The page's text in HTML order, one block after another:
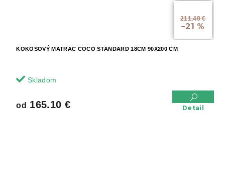
211.40 €
–21 %
KOKOSOVÝ MATRAC COCO STANDARD 18CM 90X200 CM
Skladom
od 165.10 € Detail